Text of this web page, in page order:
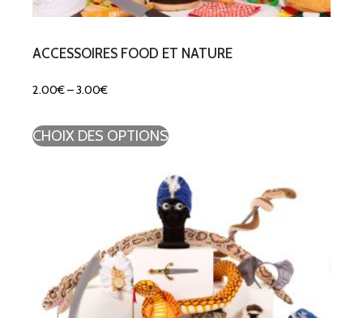
ACCESSOIRES FOOD ET NATURE
2.00€–3.00€
CHOIX DES OPTIONS